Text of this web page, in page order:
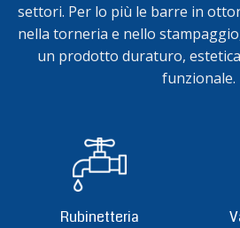
settori. Per lo più le barre in
nella torneria e nello
un prodotto duraturo,
funzionale.
Rubinetteria